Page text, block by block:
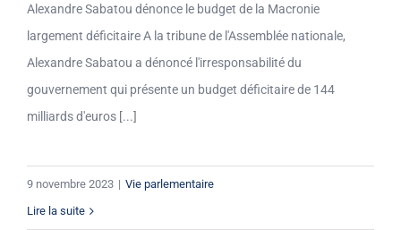
Alexandre Sabatou dénonce le budget de la Macronie
largement déficitaire A la tribune de l'Assemblée nationale,
Alexandre Sabatou a dénoncé l'irresponsabilité du
gouvernement qui présente un budget déficitaire de 144
milliards d'euros [...]
9 novembre 2023 | Vie parlementaire
Lire la suite